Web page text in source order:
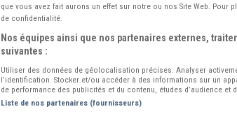
que vous avez fait aurons un effet sur notre ou nos Site Web. Pour
de confidentialité.
Nos équipes ainsi que nos partenaires externes,
suivantes :
Utiliser des données de géolocalisation précises. Analyser
l’identification. Stocker et/ou accéder à des informations sur un
de performance des publicités et du contenu, études d’audience et
Liste de nos partenaires (fournisseurs)